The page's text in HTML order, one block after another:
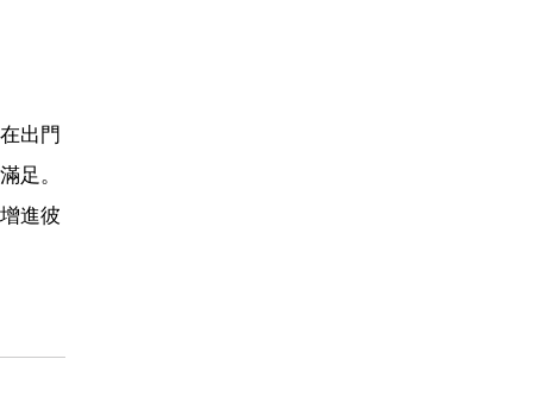
出門
足。
進彼